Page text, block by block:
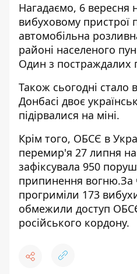
Нагадаємо, 6 вересня
вибуховому пристрої
автомобільна
районі населеного
Один з постраждалих
Також сьогодні стало
Донбасі двоє
підірвалися на міні.
Крім того, ОБСЄ в
перемир'я 27 липня на
зафіксувала 950
припинення вогню.За
прогриміли 173
обмежили доступ
російського кордону.